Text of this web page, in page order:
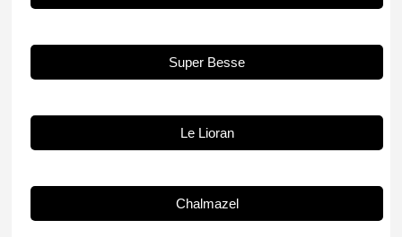
Super Besse
Le Lioran
Chalmazel